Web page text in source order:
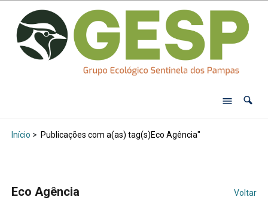
Início > Publicações com a(as) tag(s)Eco Agência"
Eco Agência Voltar